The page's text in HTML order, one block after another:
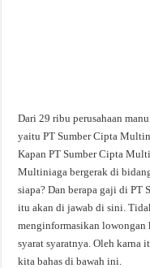
Dari 29 ribu perusahaan
yaitu PT Sumber Cipta
Kapan PT Sumber Cipta
Multiniaga bergerak di
siapa? Dan berapa gaji di PT
itu akan di jawab di sini.
menginformasikan
syarat syaratnya. Oleh karna
kita bahas di bawah ini.